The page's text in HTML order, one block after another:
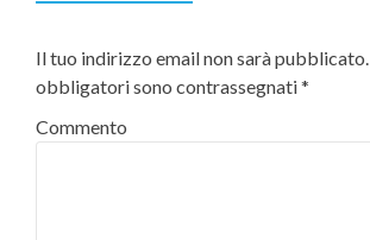
Il tuo indirizzo email non sarà pubblicato.
obbligatori sono contrassegnati*
Commento